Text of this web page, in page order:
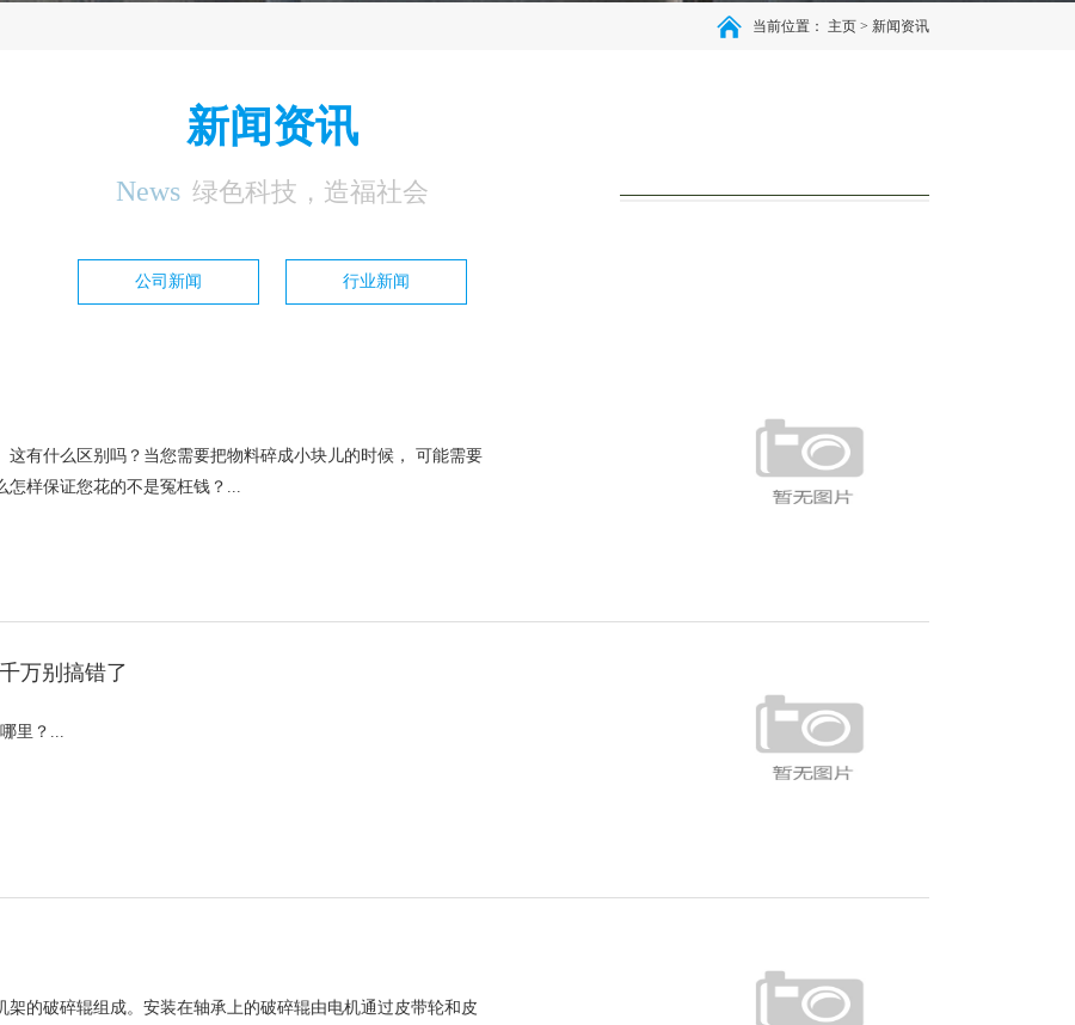
当前位置： 主页 > 新闻资讯
新闻资讯
News 绿色科技，造福社会
公司新闻 行业新闻
有什么区别吗？当您需要把物料碎成小块儿的时候， 可能需要
怎样保证您花的不是冤枉钱？...
万别搞错了
里？...
的破碎辊组成。安装在轴承上的破碎辊由电机通过皮带轮和皮